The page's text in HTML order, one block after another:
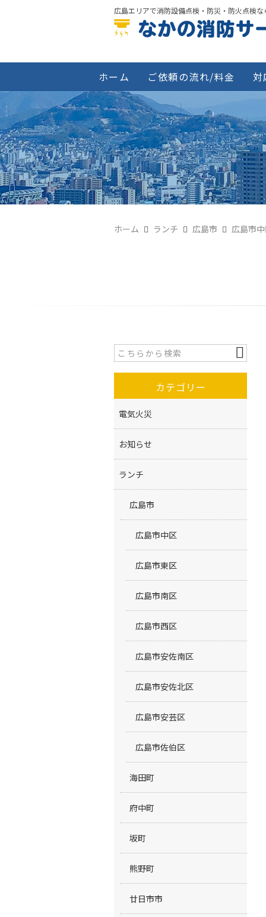
広島エリアで消防設備点検・防災・防火点検
ホーム ご依頼の流れ/料金 対
ホーム ランチ 広島市 広島市
カテゴリー
電気火災
お知らせ
ランチ
広島市
広島市中区
広島市東区
広島市南区
広島市西区
広島市安佐南区
広島市安佐北区
広島市安芸区
広島市佐伯区
海田町
府中町
坂町
熊野町
廿日市市